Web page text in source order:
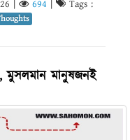
| 694 | Tags :
মুসলমান মানুষজনই